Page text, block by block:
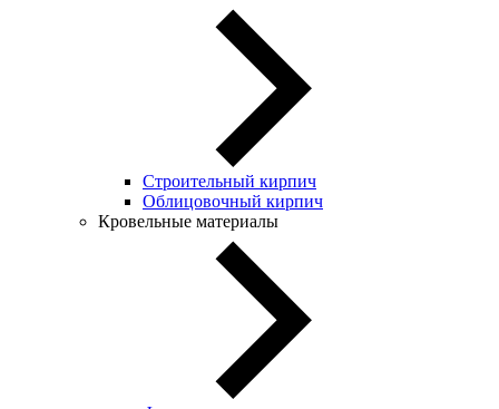
Строительный кирпич
Облицовочный кирпич
Кровельные материалы